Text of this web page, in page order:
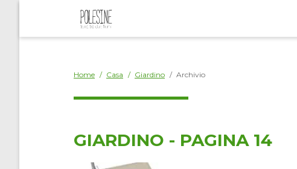
Home / Casa / Giardino / Archivio
GIARDINO - PAGINA 14